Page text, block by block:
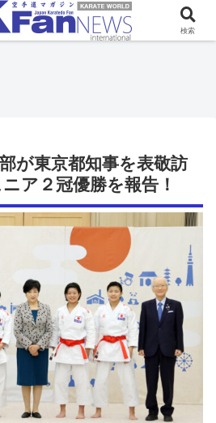
が東京都知事を表敬訪
ア２冠優勝を報告！
検索